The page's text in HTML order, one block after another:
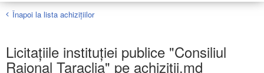
Înapoi la lista achiziţiilor
Licitațiile instituției publice "Consiliul
Raional Taraclia" pe achizitii.md